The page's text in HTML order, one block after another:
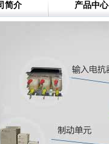
简介 产品中心